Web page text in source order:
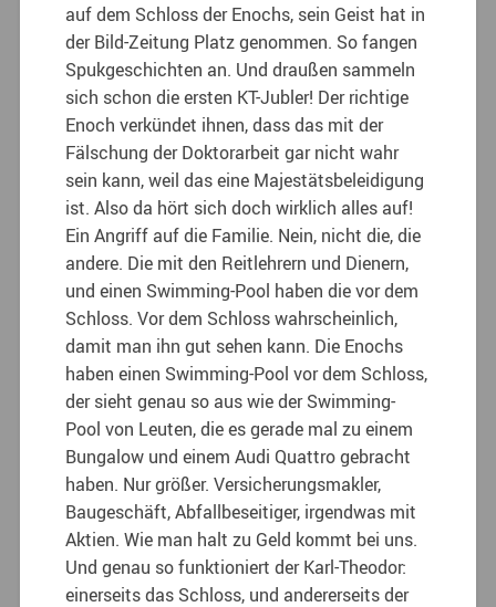
auf dem Schloss der Enochs, sein Geist hat in
der Bild-Zeitung Platz genommen. So fangen
Spukgeschichten an. Und draußen sammeln
sich schon die ersten KT-Jubler! Der richtige
Enoch verkündet ihnen, dass das mit der
Fälschung der Doktorarbeit gar nicht wahr
sein kann, weil das eine Majestätsbeleidigung
ist. Also da hört sich doch wirklich alles auf!
Ein Angriff auf die Familie. Nein, nicht die, die
andere. Die mit den Reitlehrern und Dienern,
und einen Swimming-Pool haben die vor dem
Schloss. Vor dem Schloss wahrscheinlich,
damit man ihn gut sehen kann. Die Enochs
haben einen Swimming-Pool vor dem Schloss,
der sieht genau so aus wie der Swimming-
Pool von Leuten, die es gerade mal zu einem
Bungalow und einem Audi Quattro gebracht
haben. Nur größer. Versicherungsmakler,
Baugeschäft, Abfallbeseitiger, irgendwas mit
Aktien. Wie man halt zu Geld kommt bei uns.
Und genau so funktioniert der Karl-Theodor:
einerseits das Schloss, und andererseits der